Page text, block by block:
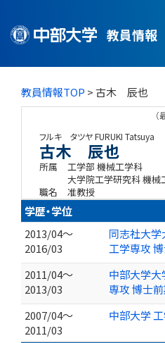
教員情報
教員情報TOP > 古木 辰也
フルキ タツヤFURUKI Tatsuya
古木 辰也
所属
工学部 機械工学科
大学院工学研究科 機械
職名
准教授
学歴・学位
2013/04～
2016/03
同志社大
工学専攻
2011/04～
2013/03
中部大学
専攻 博士
2007/04～
2011/03
中部大学